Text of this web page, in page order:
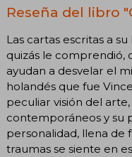
Reseña del libro
Las cartas escritas a
quizás le comprendió,
ayudan a desvelar el
holandés que fue
peculiar visión del
contemporáneos y su
personalidad, llena de
traumas se siente en